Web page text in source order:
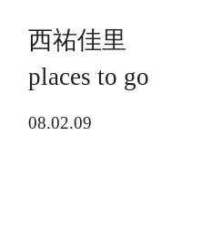
西祐佳里
places to go
08.02.09